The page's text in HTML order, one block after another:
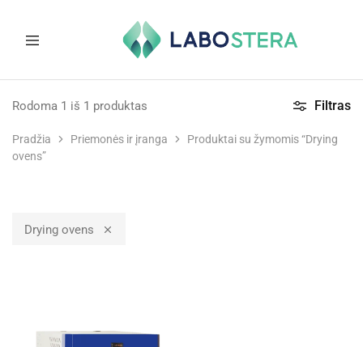
ir
medicininė
Pradžia Priemonės ir įranga
Produktai su žymomis “Drying
ovens”
Filtras
Rodoma 1 iš 1 produktas
Drying ovens